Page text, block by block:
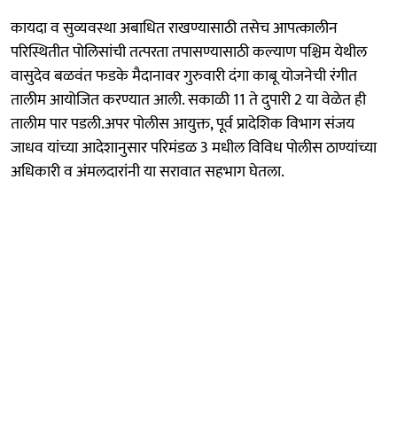
कायदा व सुव्यवस्था अबाधित राखण्यासाठी तसेच आपत्कालीन
परिस्थितीत पोलिसांची तत्परता तपासण्यासाठी कल्याण पश्चिम येथील
वासुदेव बळवंत फडके मैदानावर गुरुवारी दंगा काबू योजनेची रंगीत
तालीम आयोजित करण्यात आली. सकाळी 11 ते दुपारी 2 या वेळेत ही
तालीम पार पडली.अपर पोलीस आयुक्त, पूर्व प्रादेशिक विभाग संजय
जाधव यांच्या आदेशानुसार परिमंडळ 3 मधील विविध पोलीस ठाण्यांच्या
अधिकारी व अंमलदारांनी या सरावात सहभाग घेतला.